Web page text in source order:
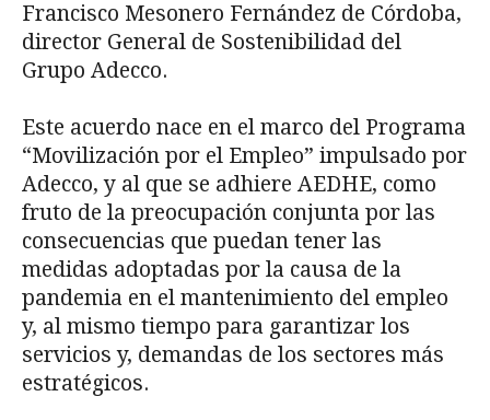
Francisco Mesonero Fernández de Córdoba,
director General de Sostenibilidad del
Grupo Adecco.
Este acuerdo nace en el marco del Programa
“Movilización por el Empleo” impulsado por
Adecco, y al que se adhiere AEDHE, como
fruto de la preocupación conjunta por las
consecuencias que puedan tener las
medidas adoptadas por la causa de la
pandemia en el mantenimiento del empleo
y, al mismo tiempo para garantizar los
servicios y, demandas de los sectores más
estratégicos.